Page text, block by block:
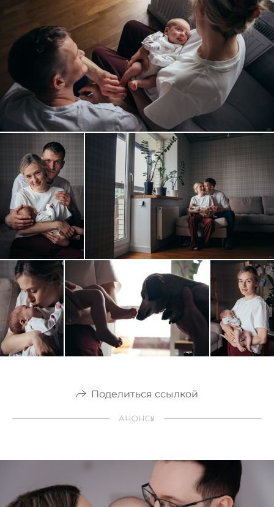
Поделиться ссылкой
АНОНСЫ